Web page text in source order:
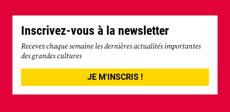
Inscrivez-vous à la newsletter
Recevez chaque semaine les dernières actualités importantes
des grandes cultures
JE M'INSCRIS !